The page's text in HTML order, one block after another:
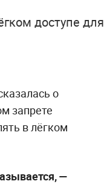
доступе для
о
запрете
в лёгком
—